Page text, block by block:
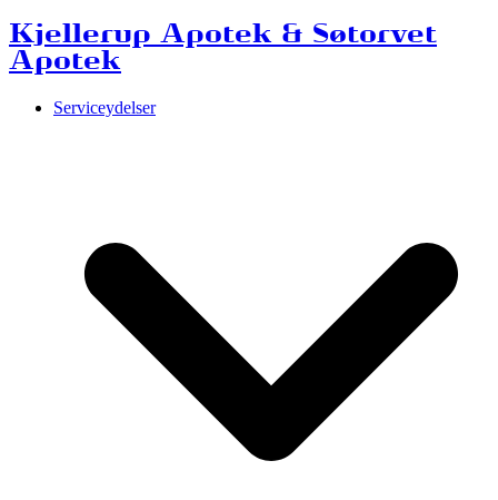
Kjellerup Apotek & Søtorvet
Apotek
Serviceydelser